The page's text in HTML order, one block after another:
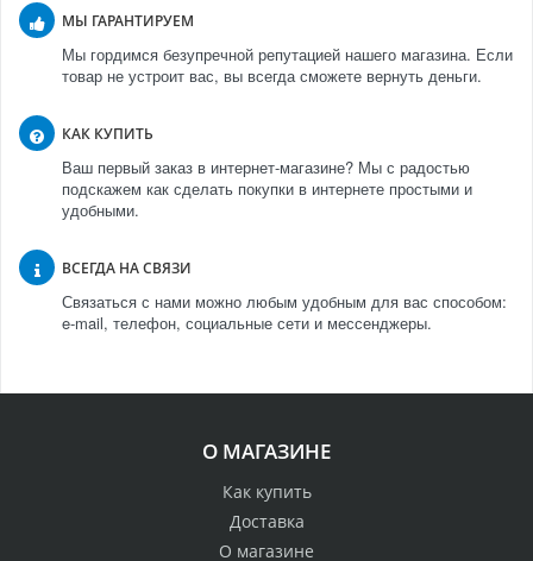
МЫ ГАРАНТИРУЕМ
Мы гордимся безупречной репутацией нашего магазина. Если
товар не устроит вас, вы всегда сможете вернуть деньги.
КАК КУПИТЬ
Ваш первый заказ в интернет-магазине? Мы с радостью
подскажем как сделать покупки в интернете простыми и
удобными.
ВСЕГДА НА СВЯЗИ
Связаться с нами можно любым удобным для вас способом:
e-mail, телефон, социальные сети и мессенджеры.
О МАГАЗИНЕ
Как купить
Доставка
О магазине